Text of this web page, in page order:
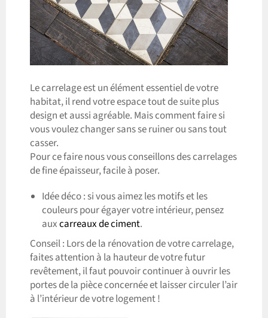
Le carrelage est un élément essentiel de votre
habitat, il rend votre espace tout de suite plus
design et aussi agréable. Mais comment faire si
vous voulez changer sans se ruiner ou sans tout
casser.
Pour ce faire nous vous conseillons des carrelages
de fine épaisseur, facile à poser.
Idée déco : si vous aimez les motifs et les
couleurs pour égayer votre intérieur, pensez
auxcarreaux de ciment.
Conseil : Lors de la rénovation de votre carrelage,
faites attention à la hauteur de votre futur
revêtement, il faut pouvoir continuer à ouvrir les
portes de la pièce concernée et laisser circuler l’air
à l’intérieur de votre logement !